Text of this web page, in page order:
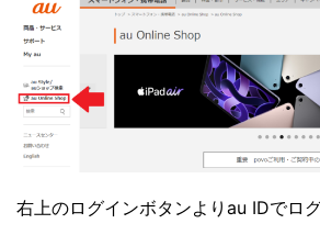
右上のログインボタンよりau IDでロ